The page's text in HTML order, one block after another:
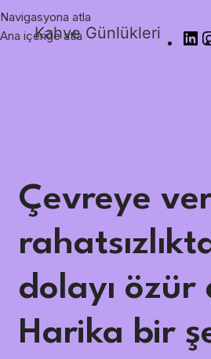
Navigasyona atla
Ana içeriğe atla
Kahve Günlükleri
Çevreye
dolayı özür
Harika bir